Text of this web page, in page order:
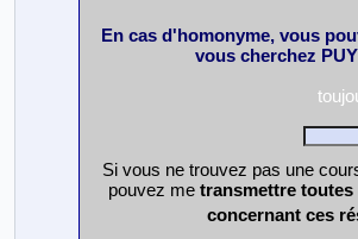
En cas d'homonyme, vous
vous cherchez
Si vous ne trouvez pas une
pouvez me transmettre
concernant ces